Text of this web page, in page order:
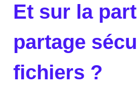
Et sur la
partage
fichiers ?